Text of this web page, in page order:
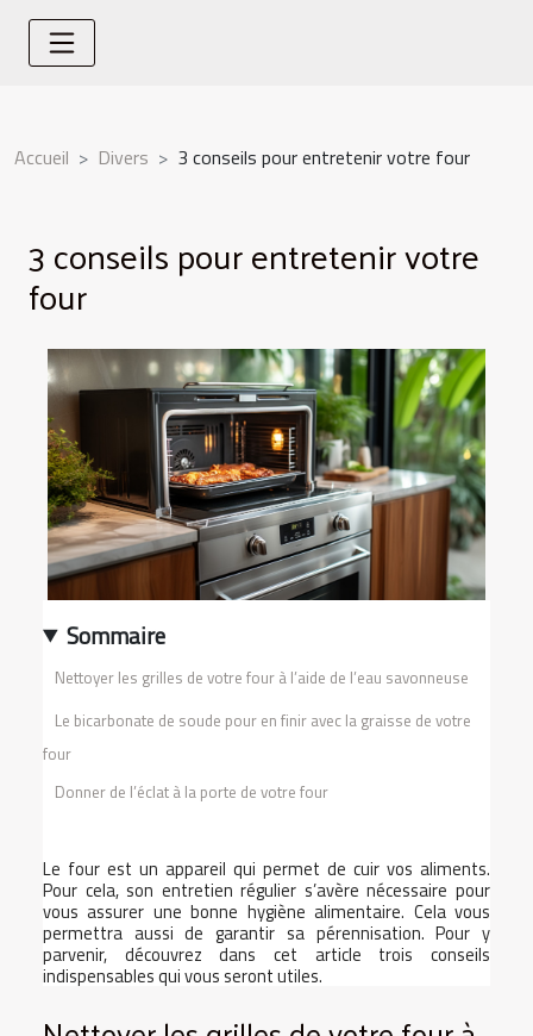
Accueil Divers 3 conseils pour entretenir votre four
3 conseils pour entretenir votre
four
Sommaire
Nettoyer les grilles de votre four à l’aide de l’eau savonneuse
Le bicarbonate de soude pour en finir avec la graisse de votre
four
Donner de l’éclat à la porte de votre four
Le four est un appareil qui permet de cuir vos aliments.
Pour cela, son entretien régulier s’avère nécessaire pour
vous assurer une bonne hygiène alimentaire. Cela vous
permettra aussi de garantir sa pérennisation. Pour y
parvenir, découvrez dans cet article trois conseils
indispensables qui vous seront utiles.